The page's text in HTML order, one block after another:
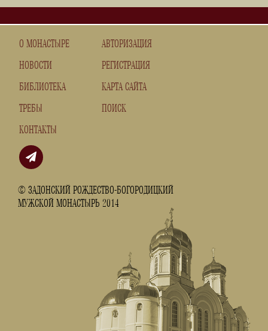
О МОНАСТЫРЕ
НОВОСТИ
БИБЛИОТЕКА
ТРЕБЫ
КОНТАКТЫ
© ЗАДОНСКИЙ РОЖДЕСТВО-БОГОРОДИЦКИЙ
МУЖСКОЙ МОНАСТЫРЬ 2014
АВТОРИЗАЦИЯ
РЕГИСТРАЦИЯ
КАРТА САЙТА
ПОИСК